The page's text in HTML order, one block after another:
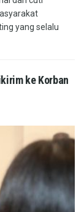
yang selalu
ke Korban